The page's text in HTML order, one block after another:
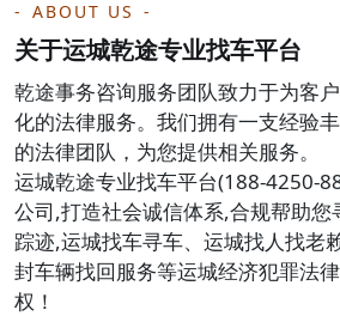
ABOUT US
关于运城乾途专业找车平台
乾途事务咨询服务团队致力于为客
化的法律服务。我们拥有一支经验
的法律团队，为您提供相关服务。
运城乾途专业找车平台(188-4250-
公司,打造社会诚信体系,合规帮助您
踪迹,运城找车寻车、运城找人找老
封车辆找回服务等运城经济犯罪法
权！